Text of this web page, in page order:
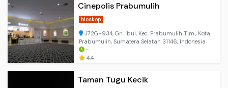
Cinepolis Prabumulih
bioskop
J72G+934, Gn. Ibul, Kec. Prabumulih Tim., Kota
Prabumulih, Sumatera Selatan 31146, Indonesia
-
4.4
Taman Tugu Kecik